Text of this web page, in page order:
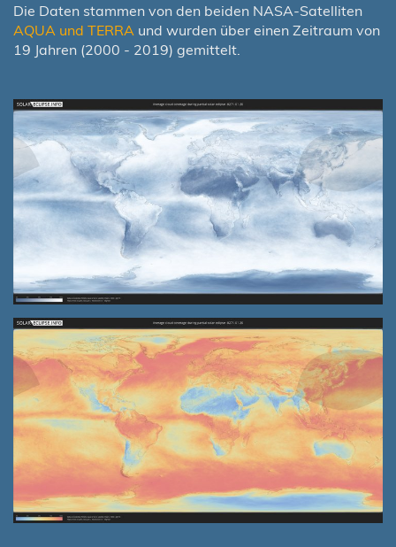
Die Daten stammen von den beiden NASA-Satelliten
AQUA und TERRA und wurden über einen Zeitraum von
19 Jahren (2000 - 2019) gemittelt.